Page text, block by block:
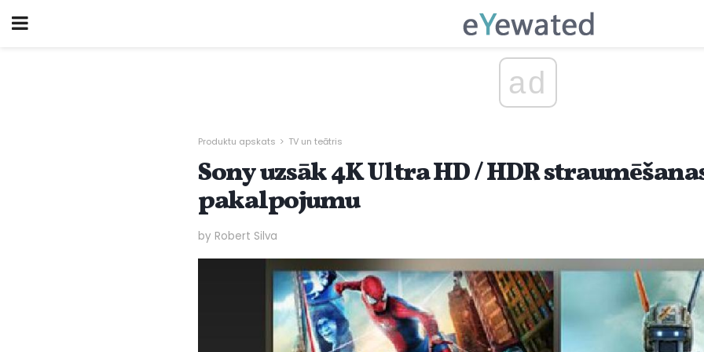
ad
Produktu apskats TV un teātris
Sony uzsāk 4K Ultra HD / HDR
pakalpojumu
by Robert Silva